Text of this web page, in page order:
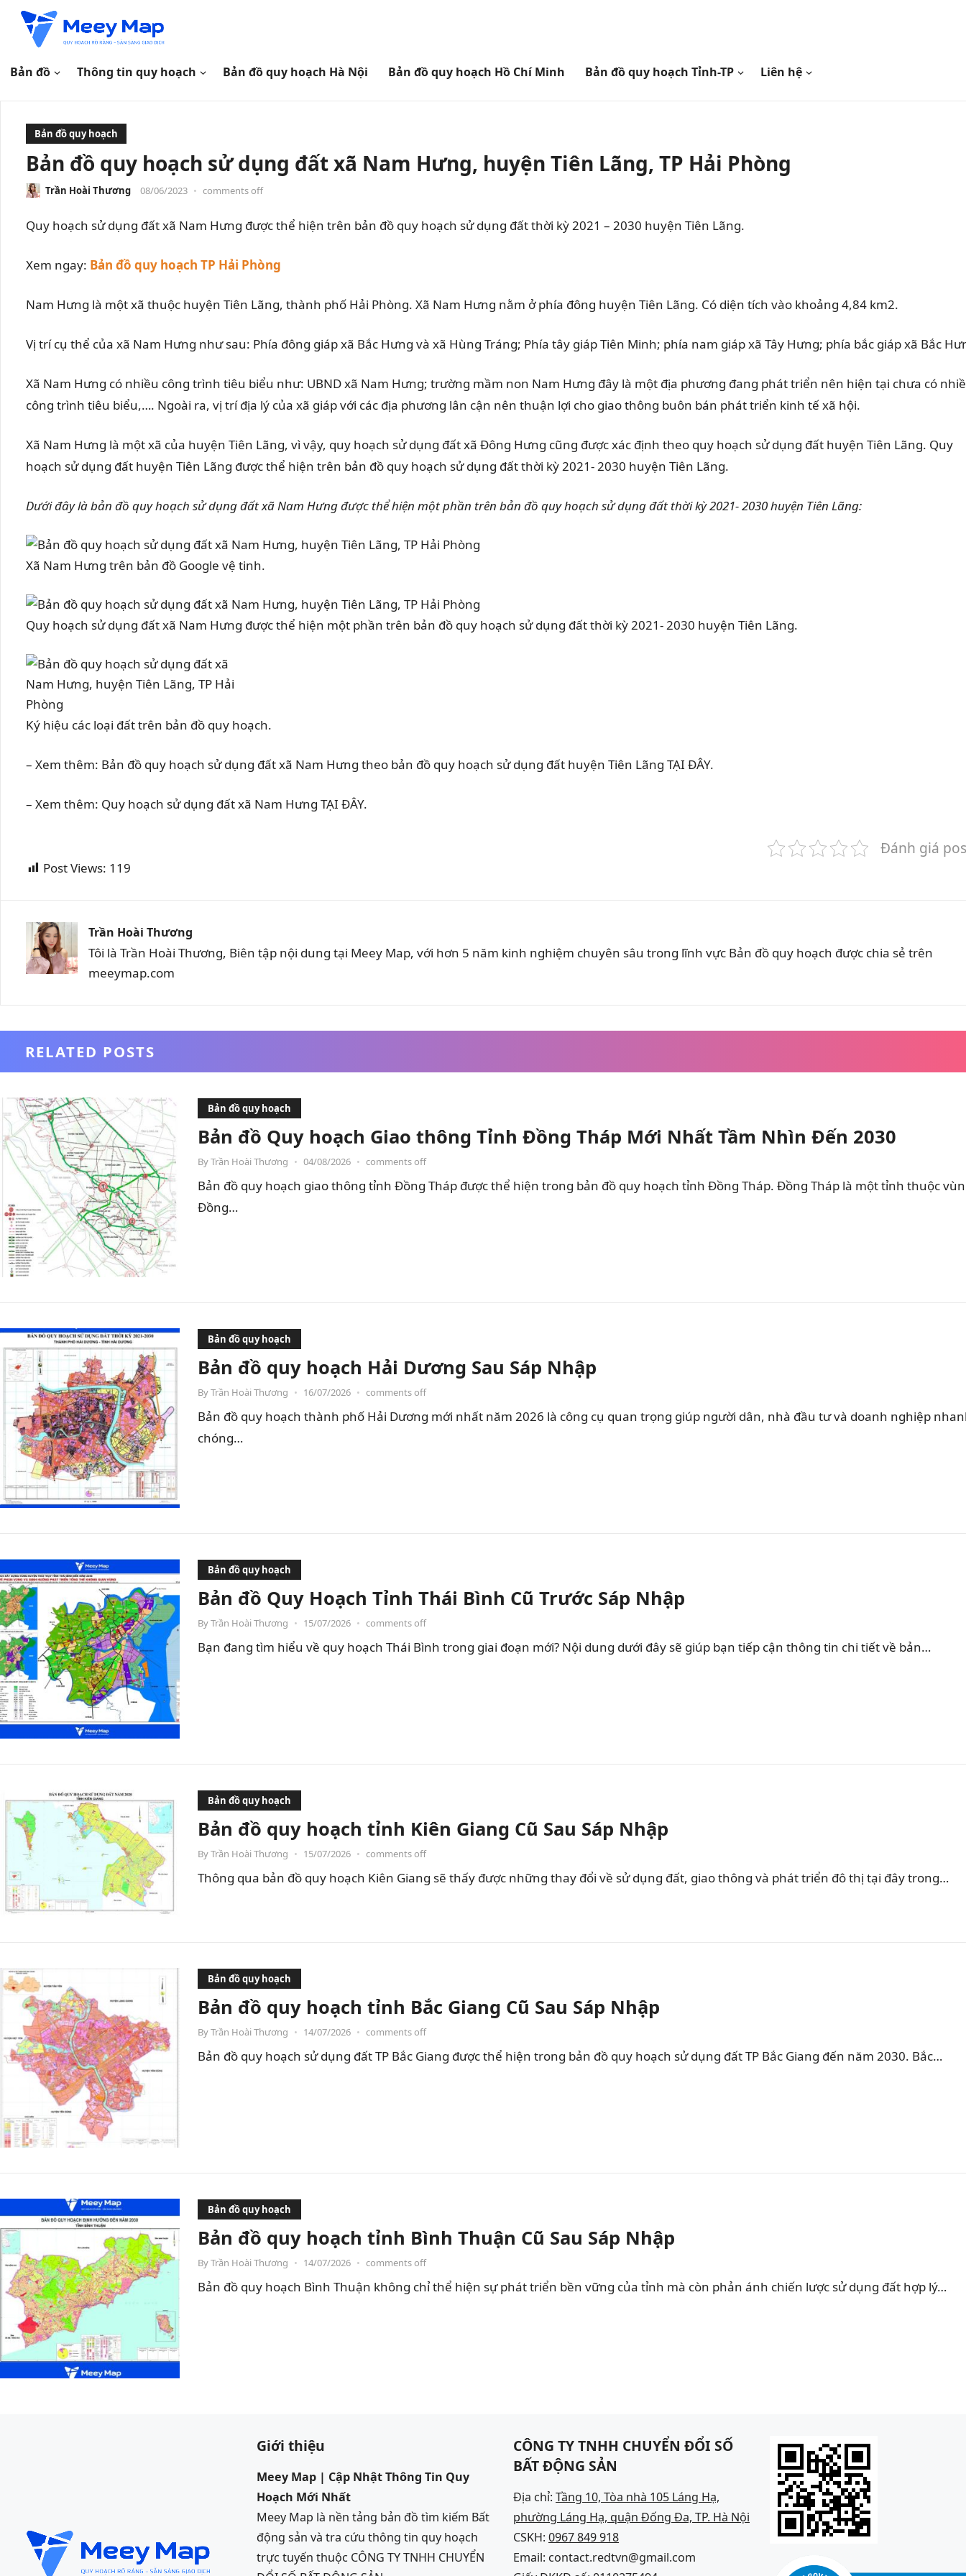
Bản đồ Thông tin quy hoạch Bản đồ quy hoạch Hà Nội Bản đồ quy hoạch Hồ Chí Minh Bản đồ quy hoạch Tỉnh-TP Liên hệ
Bản đồ quy hoạch
Bản đồ quy hoạch sử dụng đất xã Nam Hưng, huyện Tiên Lãng, TP Hải Phòng
Trần Hoài Thương 08/06/2023 • comments off
Quy hoạch sử dụng đất xã Nam Hưng được thể hiện trên bản đồ quy hoạch sử dụng đất thời kỳ 2021 – 2030 huyện Tiên Lãng.
Xem ngay: Bản đồ quy hoạch TP Hải Phòng
Nam Hưng là một xã thuộc huyện Tiên Lãng, thành phố Hải Phòng. Xã Nam Hưng nằm ở phía đông huyện Tiên Lãng. Có diện tích vào khoảng 4,84 km2.
Vị trí cụ thể của xã Nam Hưng như sau: Phía đông giáp xã Bắc Hưng và xã Hùng Tráng; Phía tây giáp Tiên Minh; phía nam giáp xã Tây Hưng; phía bắc giáp xã Bắc
Xã Nam Hưng có nhiều công trình tiêu biểu như: UBND xã Nam Hưng; trường mầm non Nam Hưng đây là một địa phương đang phát triển nên hiện tại chưa có
công trình tiêu biểu,…. Ngoài ra, vị trí địa lý của xã giáp với các địa phương lân cận nên thuận lợi cho giao thông buôn bán phát triển kinh tế xã hội.
Xã Nam Hưng là một xã của huyện Tiên Lãng, vì vậy, quy hoạch sử dụng đất xã Đông Hưng cũng được xác định theo quy hoạch sử dụng đất huyện Tiên Lãng. Quy
hoạch sử dụng đất huyện Tiên Lãng được thể hiện trên bản đồ quy hoạch sử dụng đất thời kỳ 2021- 2030 huyện Tiên Lãng.
Dưới đây là bản đồ quy hoạch sử dụng đất xã Nam Hưng được thể hiện một phần trên bản đồ quy hoạch sử dụng đất thời kỳ 2021- 2030 huyện Tiên Lãng:
Xã Nam Hưng trên bản đồ Google vệ tinh.
Quy hoạch sử dụng đất xã Nam Hưng được thể hiện một phần trên bản đồ quy hoạch sử dụng đất thời kỳ 2021- 2030 huyện Tiên Lãng.
Ký hiệu các loại đất trên bản đồ quy hoạch.
– Xem thêm: Bản đồ quy hoạch sử dụng đất xã Nam Hưng theo bản đồ quy hoạch sử dụng đất huyện Tiên Lãng TẠI ĐÂY.
– Xem thêm: Quy hoạch sử dụng đất xã Nam Hưng TẠI ĐÂY.
Đánh giá
Post Views: 119
Trần Hoài Thương
Tôi là Trần Hoài Thương, Biên tập nội dung tại Meey Map, với hơn 5 năm kinh nghiệm chuyên sâu trong lĩnh vực Bản đồ quy hoạch được chia sẻ trên
meeymap.com
RELATED POSTS
Bản đồ quy hoạch
Bản đồ Quy hoạch Giao thông Tỉnh Đồng Tháp Mới Nhất Tầm Nhìn Đến 2030
ByTrần Hoài Thương • 04/08/2026 • comments off
Bản đồ quy hoạch giao thông tỉnh Đồng Tháp được thể hiện trong bản đồ quy hoạch tỉnh Đồng Tháp. Đồng Tháp là một tỉnh thuộc
Đồng…
Bản đồ quy hoạch
Bản đồ quy hoạch Hải Dương Sau Sáp Nhập
ByTrần Hoài Thương • 16/07/2026 • comments off
Bản đồ quy hoạch thành phố Hải Dương mới nhất năm 2026 là công cụ quan trọng giúp người dân, nhà đầu tư và doanh nghiệp
chóng…
Bản đồ quy hoạch
Bản đồ Quy Hoạch Tỉnh Thái Bình Cũ Trước Sáp Nhập
ByTrần Hoài Thương • 15/07/2026 • comments off
Bạn đang tìm hiểu về quy hoạch Thái Bình trong giai đoạn mới? Nội dung dưới đây sẽ giúp bạn tiếp cận thông tin chi tiết về bản…
Bản đồ quy hoạch
Bản đồ quy hoạch tỉnh Kiên Giang Cũ Sau Sáp Nhập
ByTrần Hoài Thương • 15/07/2026 • comments off
Thông qua bản đồ quy hoạch Kiên Giang sẽ thấy được những thay đổi về sử dụng đất, giao thông và phát triển đô thị tại đây trong…
Bản đồ quy hoạch
Bản đồ quy hoạch tỉnh Bắc Giang Cũ Sau Sáp Nhập
ByTrần Hoài Thương • 14/07/2026 • comments off
Bản đồ quy hoạch sử dụng đất TP Bắc Giang được thể hiện trong bản đồ quy hoạch sử dụng đất TP Bắc Giang đến năm 2030. Bắc…
Bản đồ quy hoạch
Bản đồ quy hoạch tỉnh Bình Thuận Cũ Sau Sáp Nhập
ByTrần Hoài Thương • 14/07/2026 • comments off
Bản đồ quy hoạch Bình Thuận không chỉ thể hiện sự phát triển bền vững của tỉnh mà còn phản ánh chiến lược sử dụng đất hợp lý…
Giới thiệu
Meey Map | Cập Nhật Thông Tin Quy
Hoạch Mới Nhất
Meey Map là nền tảng bản đồ tìm kiếm Bất
động sản và tra cứu thông tin quy hoạch
trực tuyến thuộc CÔNG TY TNHH CHUYỂN
CÔNG TY TNHH CHUYỂN ĐỔI SỐ
BẤT ĐỘNG SẢN
Địa chỉ: Tầng 10, Tòa nhà 105 Láng Hạ,
phường Láng Hạ, quận Đống Đa, TP. Hà Nội
CSKH: 0967 849 918
Email: contact.redtvn@gmail.com